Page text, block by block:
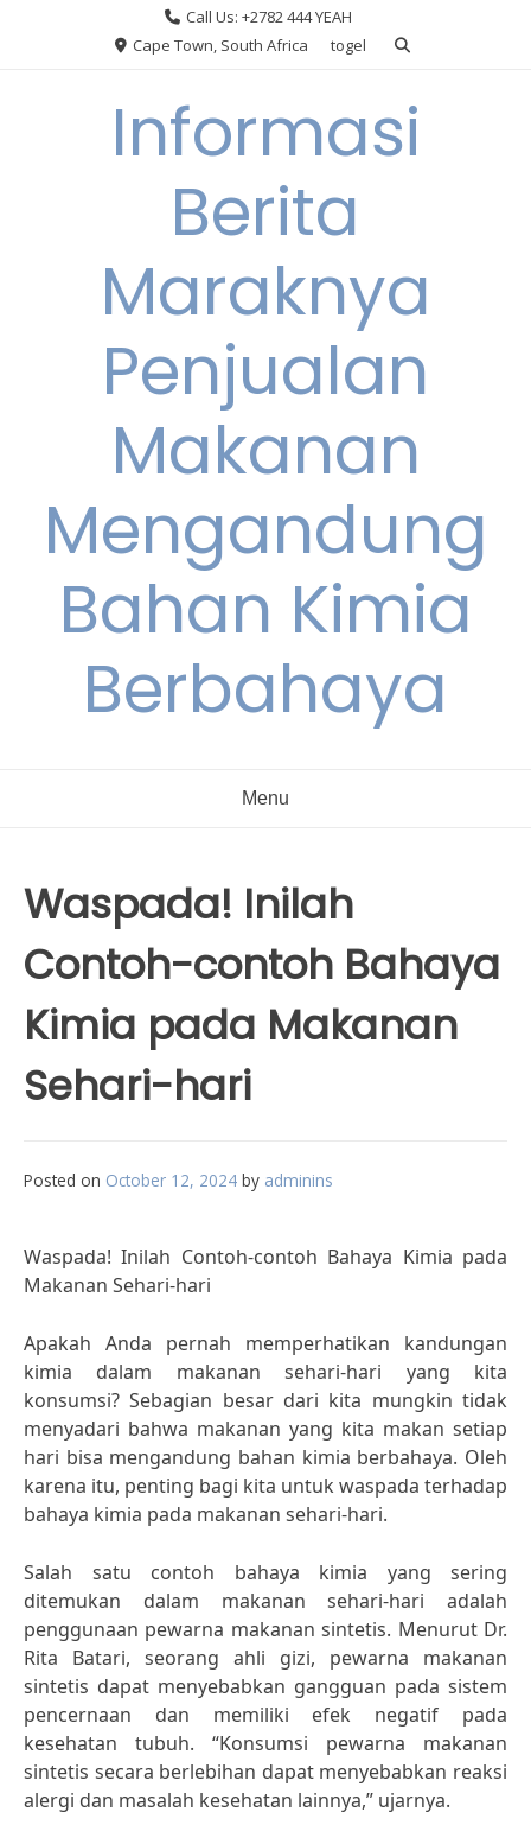
Call Us: +2782 444 YEAH
Cape Town, South Africa
togel
Informasi
Berita
Maraknya
Penjualan
Makanan
Mengandung
Bahan Kimia
Berbahaya
Menu
Waspada! Inilah
Contoh-contoh Bahaya
Kimia pada Makanan
Sehari-hari
Posted on October 12, 2024 by adminins
Waspada! Inilah Contoh-contoh Bahaya Kimia pada
Makanan Sehari-hari
Apakah Anda pernah memperhatikan kandungan
kimia dalam makanan sehari-hari yang kita
konsumsi? Sebagian besar dari kita mungkin tidak
menyadari bahwa makanan yang kita makan setiap
hari bisa mengandung bahan kimia berbahaya. Oleh
karena itu, penting bagi kita untuk waspada terhadap
bahaya kimia pada makanan sehari-hari.
Salah satu contoh bahaya kimia yang sering
ditemukan dalam makanan sehari-hari adalah
penggunaan pewarna makanan sintetis. Menurut Dr.
Rita Batari, seorang ahli gizi, pewarna makanan
sintetis dapat menyebabkan gangguan pada sistem
pencernaan dan memiliki efek negatif pada
kesehatan tubuh. “Konsumsi pewarna makanan
sintetis secara berlebihan dapat menyebabkan reaksi
alergi dan masalah kesehatan lainnya,” ujarnya.